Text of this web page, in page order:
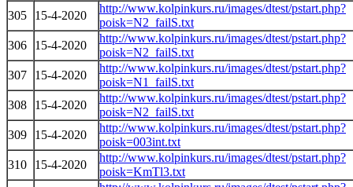
305
15-4-2020
http://www.kolpinkurs.ru/images/dtest/pstart.php?
poisk=N2_failS.txt
306
15-4-2020
http://www.kolpinkurs.ru/images/dtest/pstart.php?
poisk=N2_failS.txt
307
15-4-2020
http://www.kolpinkurs.ru/images/dtest/pstart.php?
poisk=N1_failS.txt
308
15-4-2020
http://www.kolpinkurs.ru/images/dtest/pstart.php?
poisk=N2_failS.txt
309
15-4-2020
http://www.kolpinkurs.ru/images/dtest/pstart.php?
poisk=003int.txt
310
15-4-2020
http://www.kolpinkurs.ru/images/dtest/pstart.php?
poisk=KmTl3.txt